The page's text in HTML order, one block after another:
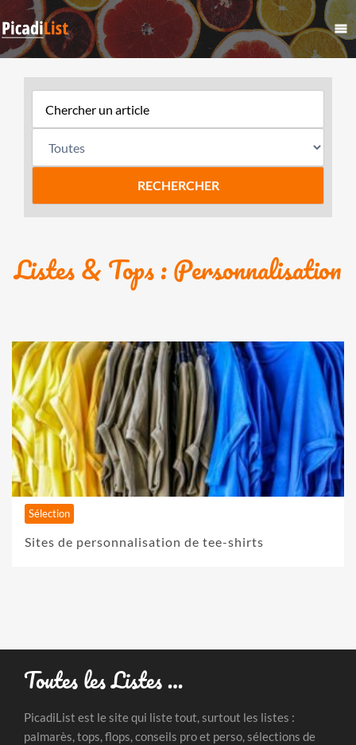
Listes & Tops : Personnalisation
Sélection
Sites de personnalisation de tee-shirts
Toutes les Listes …
PicadiList est le site qui liste tout, surtout les listes :
palmarès, tops, flops, conseils pro et perso, sélections de